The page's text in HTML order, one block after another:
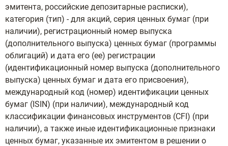
эмитента, российские депозитарные расписки),
категория (тип) - для акций, серия ценных бумаг (при
наличии), регистрационный номер выпуска
(дополнительного выпуска) ценных бумаг (программы
облигаций) и дата его (ее) регистрации
(идентификационный номер выпуска (дополнительного
выпуска) ценных бумаг и дата его присвоения),
международный код (номер) идентификации ценных
бумаг (ISIN) (при наличии), международный код
классификации финансовых инструментов (CFI) (при
наличии), а также иные идентификационные признаки
ценных бумаг, указанные их эмитентом в решении о